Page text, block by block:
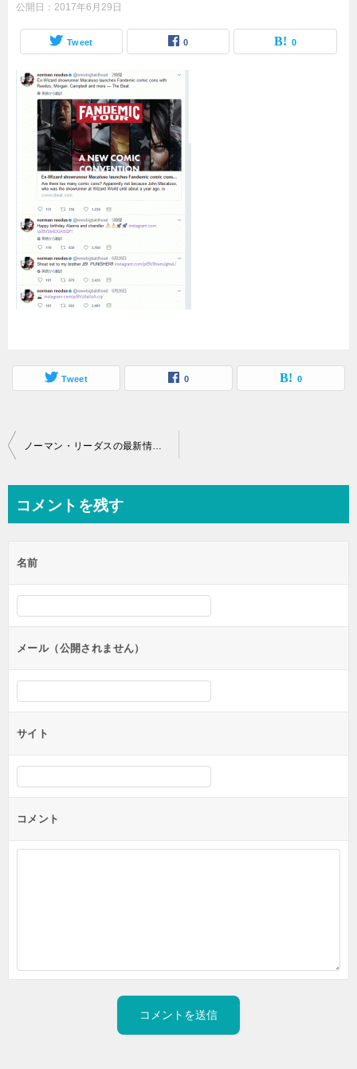
公開日： 2017年6月29日
Tweet 0 0
Tweet 0 0
投
ビ
ー
シ
ョ
ン
ノーマン・リーダスの最新情報入手方法
コメントを残す
名前
メール（公開されません）
サイト
コメント